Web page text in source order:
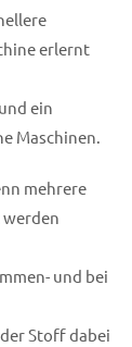
erlernt
ein
Maschinen.
mehrere
und bei
Stoff dabei